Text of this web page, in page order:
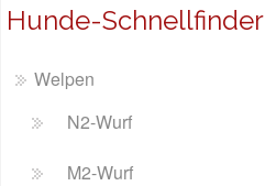
Hunde-Schnellfinder
Welpen
N2-Wurf
M2-Wurf